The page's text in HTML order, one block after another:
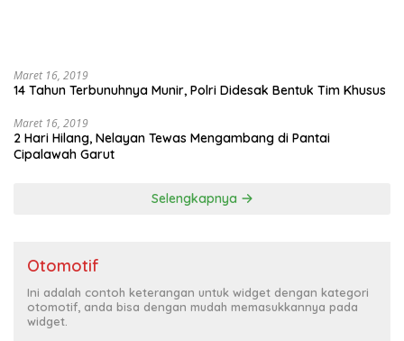
Maret 16, 2019
14 Tahun Terbunuhnya Munir, Polri Didesak Bentuk Tim Khusus
Maret 16, 2019
2 Hari Hilang, Nelayan Tewas Mengambang di Pantai
Cipalawah Garut
Selengkapnya
Otomotif
Ini adalah contoh keterangan untuk widget dengan kategori
otomotif, anda bisa dengan mudah memasukkannya pada
widget.